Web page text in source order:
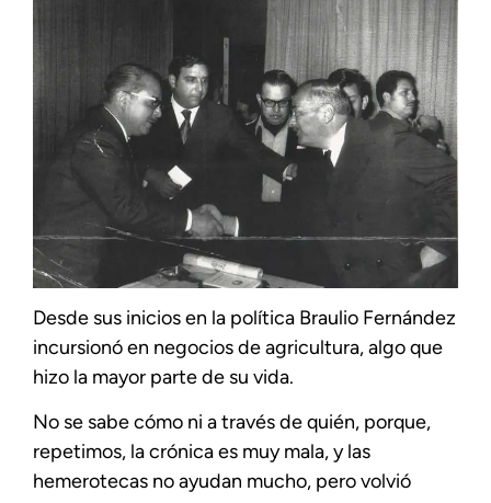
Desde sus inicios en la política Braulio Fernández
incursionó en negocios de agricultura, algo que
hizo la mayor parte de su vida.
No se sabe cómo ni a través de quién, porque,
repetimos, la crónica es muy mala, y las
hemerotecas no ayudan mucho, pero volvió